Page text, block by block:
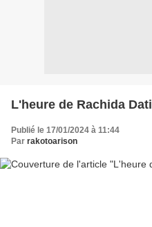
L'heure de Rachida Dati
Publié le 17/01/2024 à 11:44
Par rakotoarison